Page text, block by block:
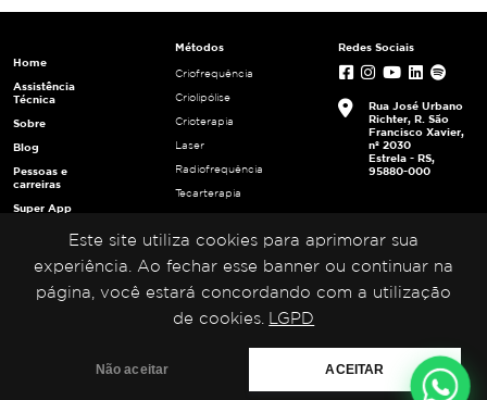
Este site utiliza cookies para aprimorar sua
experiência. Ao fechar esse banner ou continuar na
página, você estará concordando com a utilização
de cookies.
LGPD
Não aceitar ACEITAR
Home
Assistência
Técnica
Sobre
Blog
Pessoas e
carreiras
Super App
Multiplicadores
Portal da
Métodos
Criofrequência
Criolipólise
Crioterapia
Laser
Radiofrequência
Tecarterapia
Ultrafrequência
Ultrassom
Redes Sociais
Rua José Urbano
Richter, R. São
Francisco Xavier,
nº 2030
Estrela - RS,
95880-000